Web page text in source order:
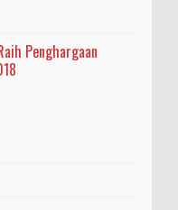
Penghargaan